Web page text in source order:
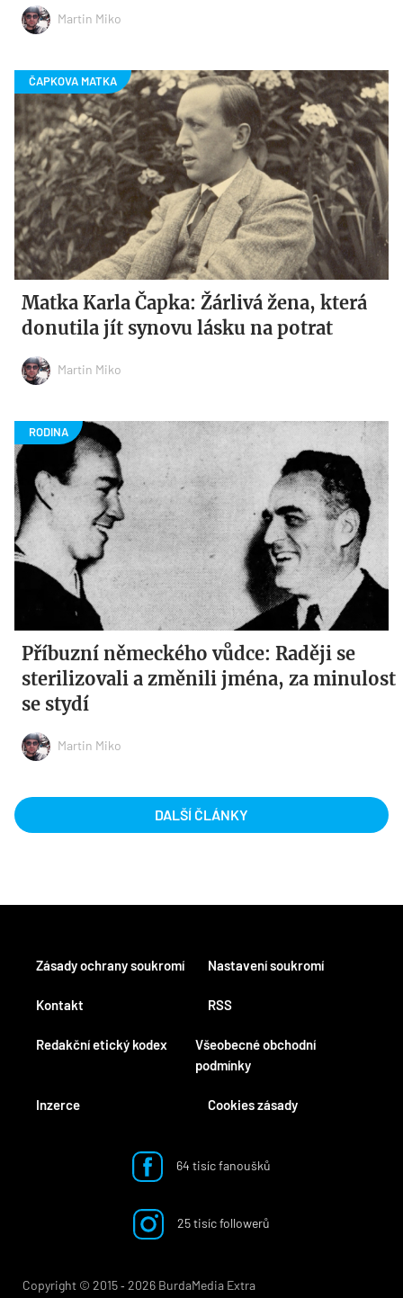
Martin Miko
Matka Karla Čapka: Žárlivá žena, která
donutila jít synovu lásku na potrat
Martin Miko
Příbuzní německého vůdce: Raději se
sterilizovali a změnili jména, za minulost
se stydí
Martin Miko
DALŠÍ ČLÁNKY
Kontakt
Redakční etický kodex
Inzerce
RSS
Všeobecné obchodní
podmínky
Cookies zásady
Zásady ochrany soukromí Nastavení soukromí
64 tisíc fanoušků
25 tisíc followerů
Copyright © 2015 ‐ 2026 BurdaMedia Extra